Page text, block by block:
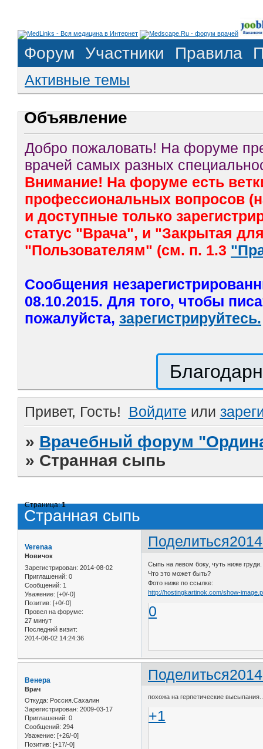
Форум Участники Правила
Активные темы
Объявление
Добро пожаловать! На форуме
врачей самых разных
Внимание! На форуме есть
профессиональных вопросов
и доступные только
статус "Врача", и "Закрытая
"Пользователям" (см. п. 1.3
Сообщения
08.10.2015. Для того, чтобы
пожалуйста, зарегистрируйтесь.
Привет, Гость! Войдите или
» Врачебный форум
» Странная сыпь
Странная сыпь
Страница:1
Поделиться
Verenaa
Новичок
Зарегистрирован: 2014-08-02
Приглашений: 0
Сообщений: 1
Уважение: [+0/-0]
Позитив: [+0/-0]
Провел на форуме:
27 минут
Последний визит:
2014-08-02 14:24:36
Сыпь на левом боку, чуть ниже
Что это может быть?
Фото ниже по ссылке:
http://hostingkartinok.com/show-
0
Поделиться
Венера
Врач
Откуда: Россия.Сахалин
Зарегистрирован: 2009-03-17
Приглашений: 0
Сообщений: 294
Уважение: [+26/-0]
Позитив: [+17/-0]
похожа на герпетические
+1